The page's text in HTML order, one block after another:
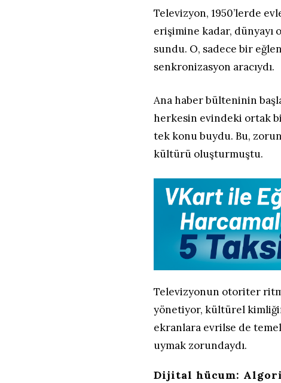
Televizyon, 1950’lerde
erişimine kadar, dünyayı
sundu. O, sadece bir
senkronizasyon aracıydı.
Ana haber bülteninin
herkesin evindeki ortak
tek konu buydu. Bu,
kültürü oluşturmuştu.
Televizyonun otoriter
yönetiyor, kültürel
ekranlara evrilse de temel
uymak zorundaydı.
Dijital hücum: